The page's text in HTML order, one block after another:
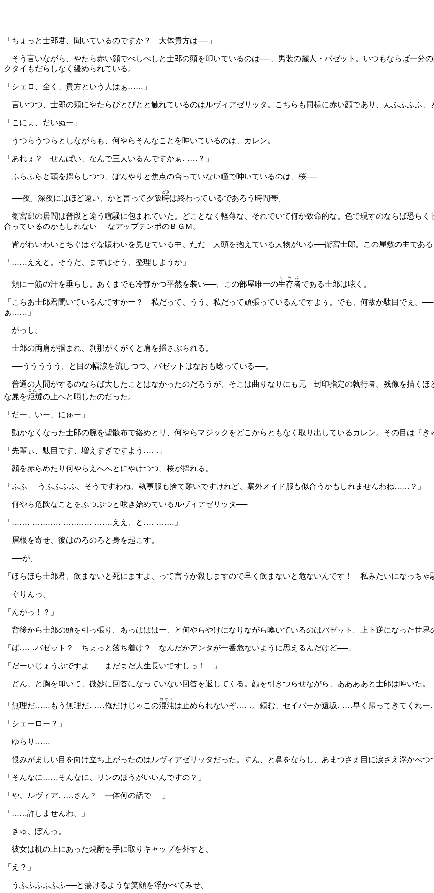
「ちょっと士郎君、聞いているのですか？ 大体貴方は──」
そう言いながら、やたら赤い顔でべしべしと士郎の頭を叩いているのは──、男装の麗人・バゼット。いつもならば一分
クタイもだらしなく緩められている。
「シェロ、全く、貴方という人はぁ……」
言いつつ、士郎の頬にやたらぴとぴとと触れているのはルヴィアゼリッタ。こちらも同様に赤い顔であり、んふふふふ
「こにょ、だいぬー」
うつらうつらとしながらも、何やらそんなことを呻いているのは、カレン。
「あれぇ？ せんぱい、なんで三人いるんですかぁ……？」
ふらふらと頭を揺らしつつ、ぼんやりと焦点の合っていない瞳で呻いているのは、桜──
──夜。深夜にはほど遠い、かと言って夕飯時
どき
は終わっているであろう時間帯。
衛宮邸の居間は普段と違う喧騒に包まれていた。どことなく軽薄な、それでいて何か致命的な。色で現すのならば恐ら
合っているのかもしれない──なアップテンポのＢＧＭ。
皆がわいわいとちぐはぐな賑わいを見せている中、ただ一人頭を抱えている人物がいる──衛宮士郎。この屋敷の主である
「……ええと。そうだ、まずはそう、整理しようか」
頬に一筋の汗を垂らし。あくまでも冷静かつ平然を装い──、この部屋唯一の生存者
しらふ
である士郎は呟く。
「こらあ士郎君聞いているんですかー？ 私だって、うう、私だって頑張っているんですよぅ。でも、何故か駄目でぇ。
ぁ……」
がっし。
士郎の両肩が掴まれ、刹那がくがくと肩を揺さぶられる。
──ううううう、と目の幅涙を流しつつ、バゼットはなおも唸っている──。
普通の人間がするのならば大したことはなかったのだろうが、そこは曲りなりにも元・封印指定の執行者。残像を描く
な屍を炬燵
こたつ
の上へと晒したのだった。
「だー、いー、にゅー」
動かなくなった士郎の腕を聖骸布で絡めとリ、何やらマジックをどこからともなく取り出しているカレン。その目は『き
「先輩ぃ、駄目です、増えすぎですよう……」
顔を赤らめたり何やらえへへとにやけつつ、桜が揺れる。
「ふふ──うふふふふ、そうですわね、執事服も捨て難いですけれど、案外メイド服も似合うかもしれませんわね……？」
何やら危険なことをぶつぶつと呟き始めているルヴィアゼリッタ──
「…………………………………ええ、と…………」
眉根を寄せ、彼はのろのろと身を起こす。
──が。
「ほらほら士郎君、飲まないと死にますよ、って言うか殺しますので早く飲まないと危ないんです！ 私みたいになっちゃ
ぐりんっ。
「んがっ！？」
背後から士郎の頭を引っ張り、あっはははー、と何やらやけになりながら喚いているのはバゼット。上下逆になった世界
「ば……バゼット？ ちょっと落ち着け？ なんだかアンタが一番危ないように思えるんだけど──」
「だーいじょうぶですよ！ まだまだ人生長いですしっ！ 」
どん、と胸を叩いて、微妙に回答になっていない回答を返してくる。顔を引きつらせながら、ああああと士郎は呻いた。
「無理だ……もう無理だ……俺だけじゃこの混沌
カオス
は止められないぞ……。頼む、セイバーか遠坂……早く帰ってきてくれー
「シェーロー？」
ゆらり……
恨みがましい目を向け立ち上がったのはルヴィアゼリッタだった。すん、と鼻をならし、あまつさえ目に涙さえ浮かべつ
「そんなに……そんなに、リンのほうがいいんですの？」
「や、ルヴィア……さん？ 一体何の話で──」
「……許しませんわ。」
きゅ、ぽんっ。
彼女は机の上にあった焼酎を手に取りキャップを外すと、
「え？」
うふふふふふふ──と蕩けるような笑顔を浮かべてみせ、